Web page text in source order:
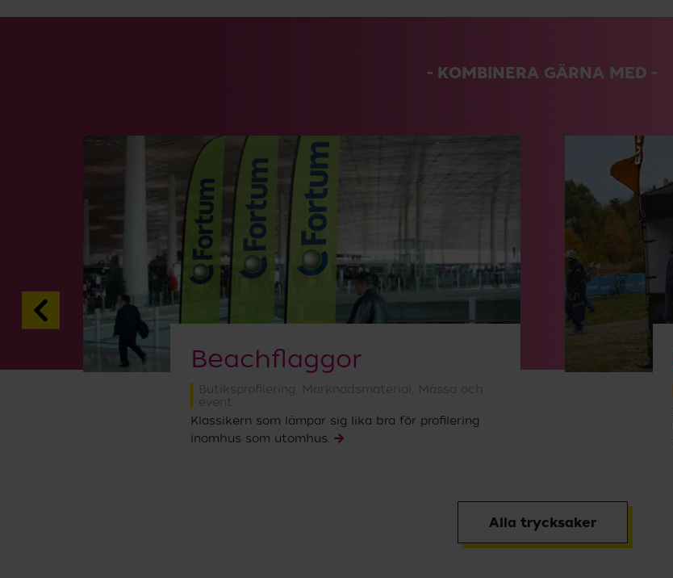
KOMBINERA GÄRNA MED
Beachflaggor
Butiksprofilering Marknadsmaterial
Mässa och
event
Klassikern som lämpar sig lika bra för profilering
inomhus som utomhus.
Alla trycksaker